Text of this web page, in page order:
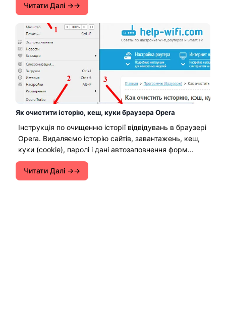
Читати Далі →
Як очистити історію, кеш, куки браузера Opera
Інструкція по очищенню історії відвідувань в браузері
Opera. Видаляємо історію сайтів, завантажень, кеш,
куки (cookie), паролі і дані автозаповнення форм...
Читати Далі →